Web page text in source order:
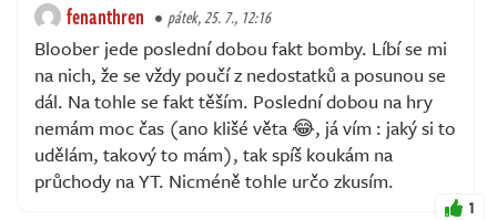
fenanthren pátek, 25. 7., 12:16
Bloober jede poslední dobou fakt bomby. Líbí se mi
na nich, že se vždy poučí z nedostatků a posunou se
dál. Na tohle se fakt těším. Poslední dobou na hry
nemám moc čas (ano klišé věta 😂, já vím : jaký si to
udělám, takový to mám), tak spíš koukám na
průchody na YT. Nicméně tohle určo zkusím.
1